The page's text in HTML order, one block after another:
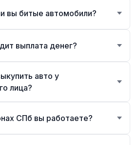
вы битые автомобили?
выплата денег?
авто у
лица?
СПб вы работаете?